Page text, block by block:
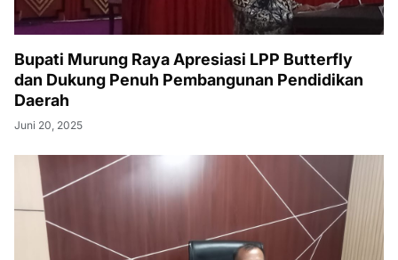
Bupati Murung Raya Apresiasi LPP Butterfly
dan Dukung Penuh Pembangunan Pendidikan
Daerah
Juni 20, 2025